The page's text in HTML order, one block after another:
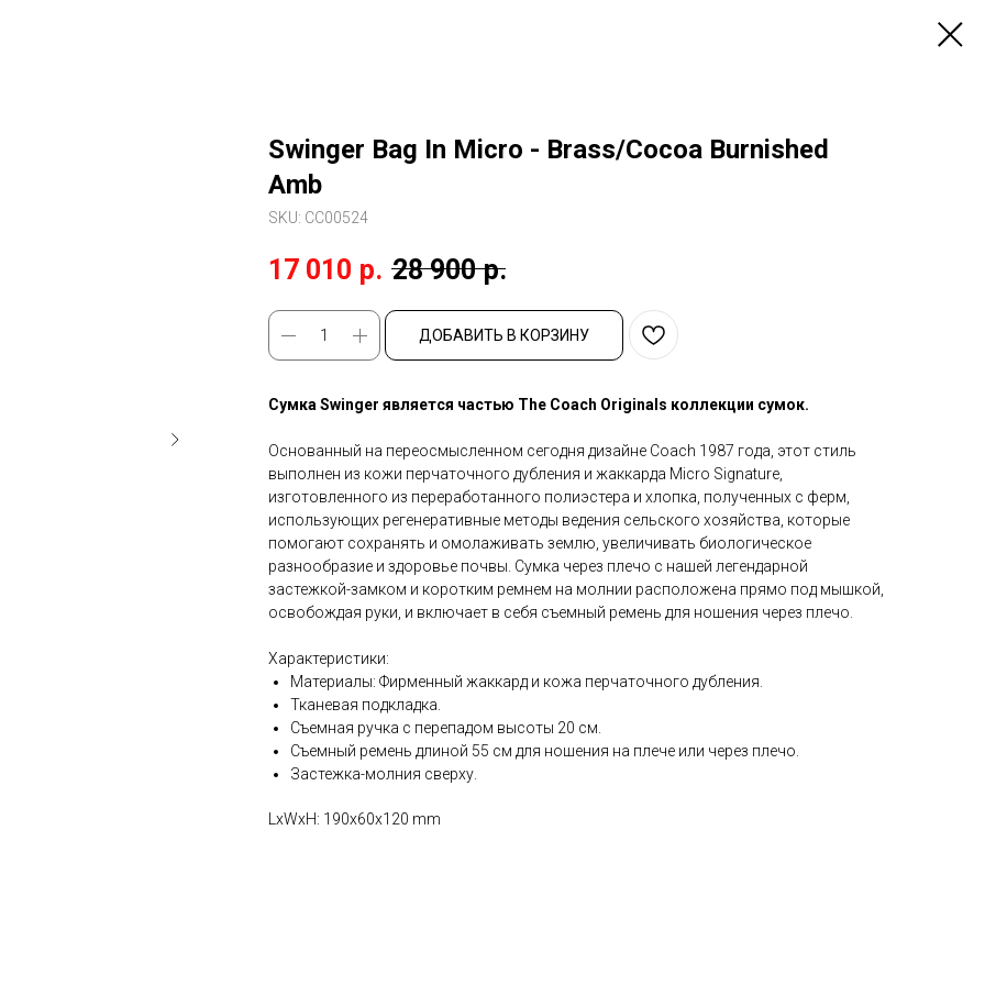
Swinger Bag In Micro - Brass/Cocoa Burnished
Amb
SKU: CC00524
17 010 р. 28 900 р.
ДОБАВИТЬ В КОРЗИНУ
Сумка Swinger является частью The Coach Originals коллекции сумок.
Основанный на переосмысленном сегодня дизайне Coach 1987 года, этот стиль
выполнен из кожи перчаточного дубления и жаккарда Micro Signature,
изготовленного из переработанного полиэстера и хлопка, полученных с ферм,
использующих регенеративные методы ведения сельского хозяйства, которые
помогают сохранять и омолаживать землю, увеличивать биологическое
разнообразие и здоровье почвы. Сумка через плечо с нашей легендарной
застежкой-замком и коротким ремнем на молнии расположена прямо под мышкой,
освобождая руки, и включает в себя съемный ремень для ношения через плечо.
Характеристики:
Материалы: Фирменный жаккард и кожа перчаточного дубления.
Тканевая подкладка.
Съемная ручка с перепадом высоты 20 см.
Съемный ремень длиной 55 см для ношения на плече или через плечо.
Застежка-молния сверху.
LxWxH: 190x60x120 mm